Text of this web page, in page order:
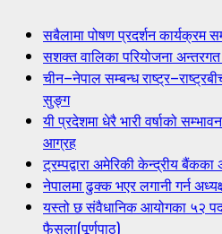
सबैलामा पोषण प्रदर्शन कार्यक्रम
सशक्त वालिका परियोजना
चीन–नेपाल सम्बन्ध
सुङ्ग
यी प्रदेशमा धेरै भारी वर्षाको
आग्रह
ट्रम्पद्वारा अमेरिकी केन्द्रीय बैंकका
नेपालमा ढुक्क भएर लगानी गर्न
यस्तो छ संवैधानिक आयोगका ५२
फैसला(पूर्णपाठ)